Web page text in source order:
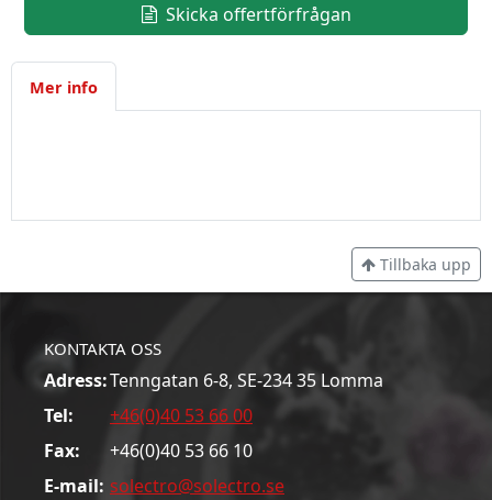
Skicka offertförfrågan
Mer info
Tillbaka upp
KONTAKTA OSS
Adress:Tenngatan 6-8, SE-234 35 Lomma
Tel:
+46(0)40 53 66 00
Fax:
+46(0)40 53 66 10
E-mail: solectro@solectro.se